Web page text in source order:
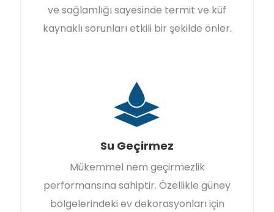
ve sağlamlığı sayesinde termit ve küf
kaynaklı sorunları etkili bir şekilde önler.
Su Geçirmez
Mükemmel nem geçirmezlik
performansına sahiptir. Özellikle güney
bölgelerindeki ev dekorasyonları için